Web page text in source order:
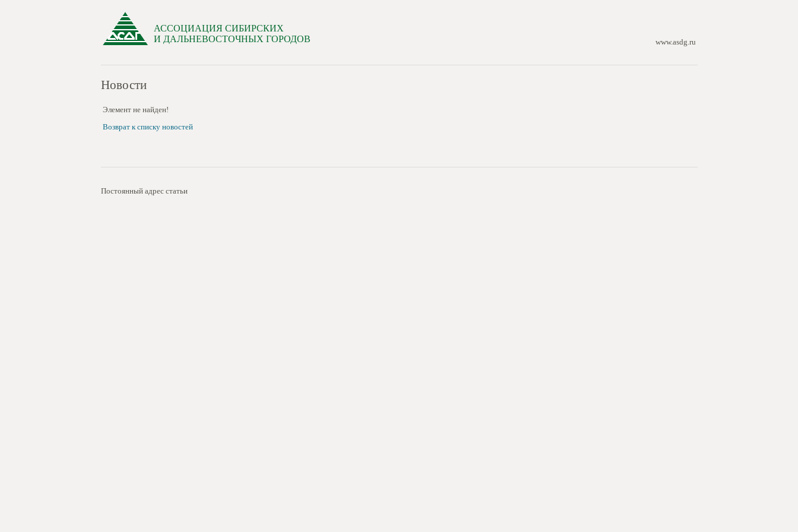
АССОЦИАЦИЯ СИБИРСКИХ
И ДАЛЬНЕВОСТОЧНЫХ ГОРОДОВ
www.asdg.ru
Новости
Элемент не найден!
Возврат к списку новостей
Постоянный адрес статьи